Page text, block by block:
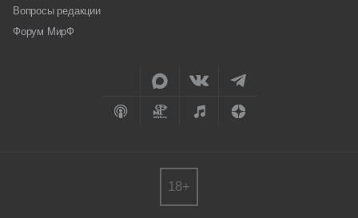
Вопросы редакции
Форум МирФ
18+